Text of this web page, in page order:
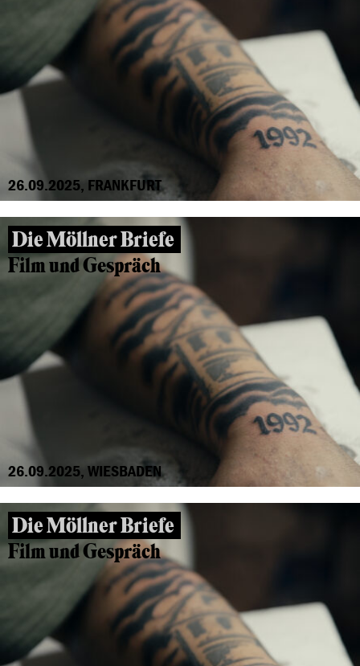
26.09.2025, FRANKFURT
Die Möllner Briefe
Film und Gespräch
26.09.2025, WIESBADEN
Die Möllner Briefe
Film und Gespräch